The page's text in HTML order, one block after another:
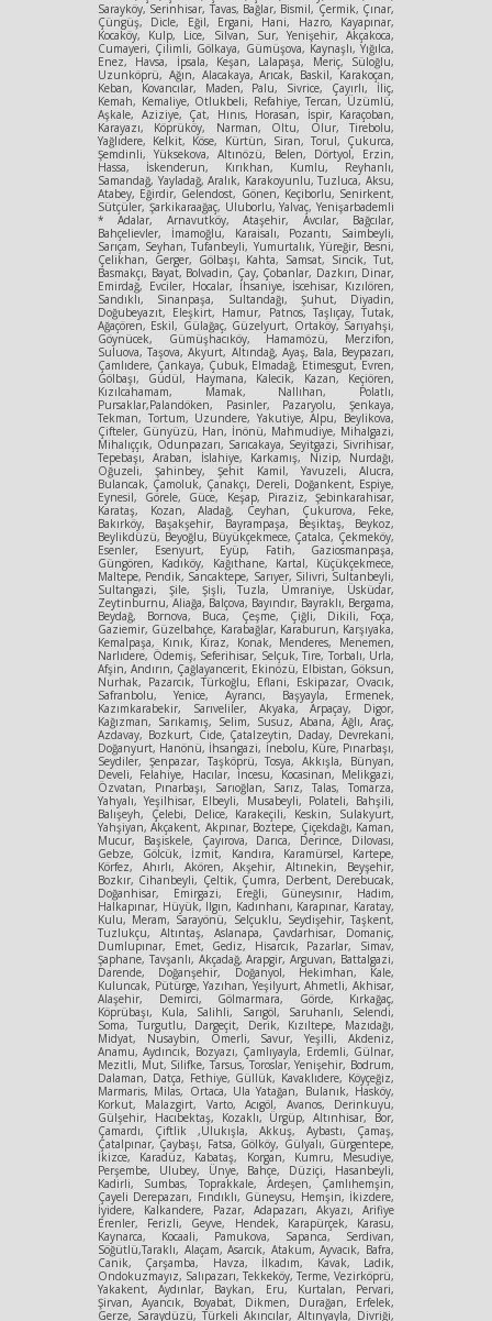
Sarayköy, Serinhisar, Tavas, Bağlar, Bismil, Çermik, Çınar,
Çüngüş, Dicle, Eğil, Ergani, Hani, Hazro, Kayapınar,
Kocaköy, Kulp, Lice, Silvan, Sur, Yenişehir, Akçakoca,
Cumayeri, Çilimli, Gölkaya, Gümüşova, Kaynaşlı, Yığılca,
Enez, Havsa, İpsala, Keşan, Lalapaşa, Meriç, Süloğlu,
Uzunköprü, Ağın, Alacakaya, Arıcak, Baskil, Karakoçan,
Keban, Kovancılar, Maden, Palu, Sivrice, Çayırlı, İliç,
Kemah, Kemaliye, Otlukbeli, Refahiye, Tercan, Üzümlü,
Aşkale, Aziziye, Çat, Hınıs, Horasan, İspir, Karaçoban,
Karayazı, Köprüköy, Narman, Oltu, Olur, Tirebolu,
Yağlıdere, Kelkit, Köse, Kürtün, Siran, Torul, Çukurca,
Şemdinli, Yüksekova, Altınözü, Belen, Dörtyol, Erzin,
Hassa, İskenderun, Kırıkhan, Kumlu, Reyhanlı,
Samandağ, Yayladağ, Aralık, Karakoyunlu, Tuzluca, Aksu,
Atabey, Eğirdir, Gelendost, Gönen, Keçiborlu, Senirkent,
Sütçüler, Şarkikaraağaç, Uluborlu, Yalvaç, Yenişarbademli
* Adalar, Arnavutköy, Ataşehir, Avcılar, Bağcılar,
Bahçelievler, İmamoğlu, Karaisalı, Pozantı, Saimbeyli,
Sarıçam, Seyhan, Tufanbeyli, Yumurtalık, Yüreğir, Besni,
Çelikhan, Gerger, Gölbaşı, Kahta, Samsat, Sincik, Tut,
Basmakçı, Bayat, Bolvadin, Çay, Çobanlar, Dazkırı, Dinar,
Emirdağ, Evciler, Hocalar, İhsaniye, İscehisar, Kızılören,
Sandıklı, Sinanpaşa, Sultandağı, Şuhut, Diyadin,
Doğubeyazıt, Eleşkirt, Hamur, Patnos, Taşlıçay, Tutak,
Ağaçören, Eskil, Gülağaç, Güzelyurt, Ortaköy, Sarıyahşi,
Göynücek, Gümüşhacıköy, Hamamözü, Merzifon,
Suluova, Taşova, Akyurt, Altındağ, Ayaş, Bala, Beypazarı,
Çamlıdere, Çankaya, Çubuk, Elmadağ, Etimesgut, Evren,
Gölbaşı, Güdül, Haymana, Kalecik, Kazan, Keçiören,
Kızılcahamam, Mamak, Nallıhan, Polatlı,
Pursaklar,Palandöken, Pasinler, Pazaryolu, Şenkaya,
Tekman, Tortum, Uzundere, Yakutiye, Alpu, Beylikova,
Çifteler, Günyüzü, Han, İnönü, Mahmudiye, Mihalgazi,
Mihalıççık, Odunpazarı, Sarıcakaya, Seyitgazi, Sivrihisar,
Tepebaşı, Araban, İslahiye, Karkamış, Nizip, Nurdağı,
Oğuzeli, Şahinbey, Şehit Kamil, Yavuzeli, Alucra,
Bulancak, Çamoluk, Çanakçı, Dereli, Doğankent, Espiye,
Eynesil, Görele, Güce, Keşap, Piraziz, Şebinkarahisar,
Karataş, Kozan, Aladağ, Ceyhan, Çukurova, Feke,
Bakırköy, Başakşehir, Bayrampaşa, Beşiktaş, Beykoz,
Beylikdüzü, Beyoğlu, Büyükçekmece, Çatalca, Çekmeköy,
Esenler, Esenyurt, Eyüp, Fatih, Gaziosmanpaşa,
Güngören, Kadıköy, Kağıthane, Kartal, Küçükçekmece,
Maltepe, Pendik, Sancaktepe, Sarıyer, Silivri, Sultanbeyli,
Sultangazi, Şile, Şişli, Tuzla, Ümraniye, Üsküdar,
Zeytinburnu, Aliağa, Balçova, Bayındır, Bayraklı, Bergama,
Beydağ, Bornova, Buca, Çeşme, Çiğli, Dikili, Foça,
Gaziemir, Güzelbahçe, Karabağlar, Karaburun, Karşıyaka,
Kemalpaşa, Kınık, Kiraz, Konak, Menderes, Menemen,
Narlıdere, Ödemiş, Seferihisar, Selçuk, Tire, Torbalı, Urla,
Afşin, Andırın, Çağlayancerit, Ekinözü, Elbistan, Göksun,
Nurhak, Pazarcık, Türkoğlu, Eflani, Eskipazar, Ovacık,
Safranbolu, Yenice, Ayrancı, Başyayla, Ermenek,
Kazımkarabekir, Sarıveliler, Akyaka, Arpaçay, Digor,
Kağızman, Sarıkamış, Selim, Susuz, Abana, Ağlı, Araç,
Azdavay, Bozkurt, Cide, Çatalzeytin, Daday, Devrekani,
Doğanyurt, Hanönü, İhsangazi, İnebolu, Küre, Pınarbaşı,
Seydiler, Şenpazar, Taşköprü, Tosya, Akkışla, Bünyan,
Develi, Felahiye, Hacılar, İncesu, Kocasinan, Melikgazi,
Özvatan, Pınarbaşı, Sarıoğlan, Sarız, Talas, Tomarza,
Yahyalı, Yeşilhisar, Elbeyli, Musabeyli, Polateli, Bahşili,
Balışeyh, Çelebi, Delice, Karakeçili, Keskin, Sulakyurt,
Yahşiyan, Akçakent, Akpınar, Boztepe, Çiçekdağı, Kaman,
Mucur, Başiskele, Çayırova, Darıca, Derince, Dilovası,
Gebze, Gölcük, İzmit, Kandıra, Karamürsel, Kartepe,
Körfez, Ahırlı, Akören, Akşehir, Altınekin, Beyşehir,
Bozkır, Cihanbeyli, Çeltik, Çumra, Derbent, Derebucak,
Doğanhisar, Emirgazi, Ereğli, Güneysınır, Hadim,
Halkapınar, Hüyük, Ilgın, Kadınhanı, Karapınar, Karatay,
Kulu, Meram, Sarayönü, Selçuklu, Seydişehir, Taşkent,
Tuzlukçu, Altıntaş, Aslanapa, Çavdarhisar, Domaniç,
Dumlupınar, Emet, Gediz, Hisarcık, Pazarlar, Simav,
Şaphane, Tavşanlı, Akçadağ, Arapgir, Arguvan, Battalgazi,
Darende, Doğanşehir, Doğanyol, Hekimhan, Kale,
Kuluncak, Pütürge, Yazıhan, Yeşilyurt, Ahmetli, Akhisar,
Alaşehir, Demirci, Gölmarmara, Görde, Kırkağaç,
Köprübaşı, Kula, Salihli, Sarıgöl, Saruhanlı, Selendi,
Soma, Turgutlu, Dargeçit, Derik, Kızıltepe, Mazıdağı,
Midyat, Nusaybin, Ömerli, Savur, Yeşilli, Akdeniz,
Anamu, Aydıncık, Bozyazı, Çamlıyayla, Erdemli, Gülnar,
Mezitli, Mut, Silifke, Tarsus, Toroslar, Yenişehir, Bodrum,
Dalaman, Datça, Fethiye, Güllük, Kavaklıdere, Köyçeğiz,
Marmaris, Milas, Ortaca, Ula Yatağan, Bulanık, Hasköy,
Korkut, Malazgirt, Varto, Acıgöl, Avanos, Derinkuyu,
Gülşehir, Hacıbektaş, Kozaklı, Ürgüp, Altınhisar, Bor,
Çamardı, Çiftlik ,Ulukışla, Akkuş, Aybastı, Çamaş,
Çatalpınar, Çaybaşı, Fatsa, Gölköy, Gülyalı, Gürgentepe,
İkizce, Karadüz, Kabataş, Korgan, Kumru, Mesudiye,
Perşembe, Ulubey, Ünye, Bahçe, Düziçi, Hasanbeyli,
Kadirli, Sumbas, Toprakkale, Ardeşen, Çamlıhemşin,
Çayeli Derepazarı, Fındıklı, Güneysu, Hemşin, İkizdere,
İyidere, Kalkandere, Pazar, Adapazarı, Akyazı, Arifiye
Erenler, Ferizli, Geyve, Hendek, Karapürçek, Karasu,
Kaynarca, Kocaali, Pamukova, Sapanca, Serdivan,
Söğütlü,Taraklı, Alaçam, Asarcık, Atakum, Ayvacık, Bafra,
Canik, Çarşamba, Havza, İlkadım, Kavak, Ladik,
Ondokuzmayız, Salıpazarı, Tekkeköy, Terme, Vezirköprü,
Yakakent, Aydınlar, Baykan, Eru, Kurtalan, Pervari,
Şirvan, Ayancık, Boyabat, Dikmen, Durağan, Erfelek,
Gerze, Saraydüzü, Türkeli Akıncılar, Altınyayla, Divriği,